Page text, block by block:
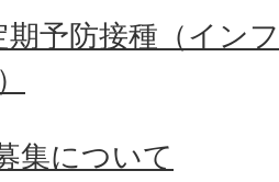
期予防接種（イン
集について